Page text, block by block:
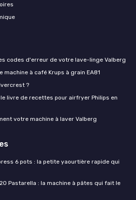
codes d'erreur de votre lave-linge Valberg
à café Krups à grain EA81
?
livre de recettes pour airfryer Philips en
votre machine à laver Valberg
6 pots : la petite yaourtière rapide qui
Pastarella : la machine à pâtes qui fait le